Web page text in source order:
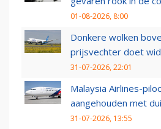
01-08-2026, 8:00
Donkere wolken
prijsvechter doet
31-07-2026, 22:01
Malaysia Airlines-
aangehouden met
31-07-2026, 13:55